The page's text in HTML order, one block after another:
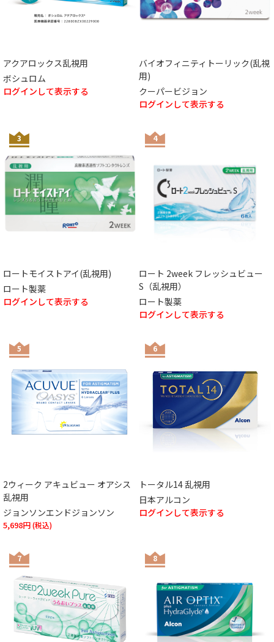
アクアロックス乱視用
ボシュロム
ログインして表示する
バイオフィニティトーリック(乱視
用)
クーパービジョン
ログインして表示する
3
ロートモイストアイ(乱視用)
ロート製薬
ログインして表示する
4
ロート 2week フレッシュビュー
S（乱視用）
ロート製薬
ログインして表示する
5
2ウィーク アキュビュー オアシス
乱視用
ジョンソンエンドジョンソン
5,698円
6
トータル14 乱視用
日本アルコン
ログインして表示する
7 8